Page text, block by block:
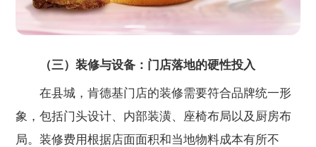
（三）装修与设备：门店落地的硬性投入
在县城，肯德基门店的装修需要符合品牌统一形
象，包括门头设计、内部装潢、座椅布局以及厨房布
局。装修费用根据店面面积和当地物料成本有所不